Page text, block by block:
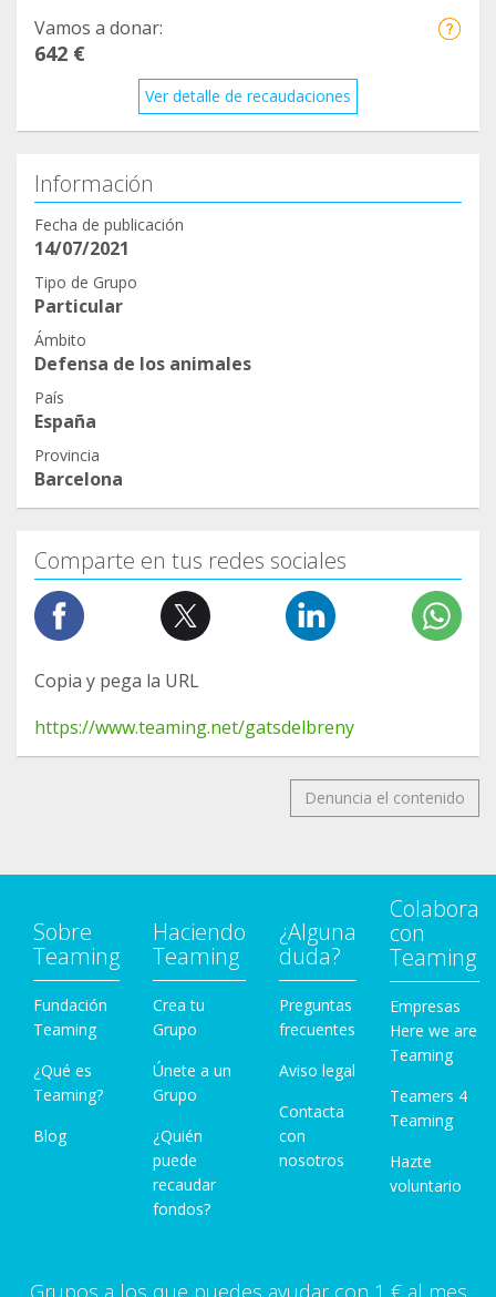
Vamos a donar:
642 €
Ver detalle de recaudaciones
Información
Fecha de publicación
14/07/2021
Tipo de Grupo
Particular
Ámbito
Defensa de los animales
País
España
Provincia
Barcelona
Comparte en tus redes sociales
Copia y pega la URL
https://www.teaming.net/gatsdelbreny
Denuncia el contenido
Sobre
Teaming
Fundación
Teaming
¿Qué es
Teaming?
Blog
Haciendo
Teaming
Crea tu
Grupo
Únete a un
Grupo
¿Quién
puede
recaudar
fondos?
¿Alguna
duda?
Preguntas
frecuentes
Aviso legal
Contacta
con
nosotros
Colabora
con
Teaming
Empresas
Here we are
Teaming
Teamers 4
Teaming
Hazte
voluntario